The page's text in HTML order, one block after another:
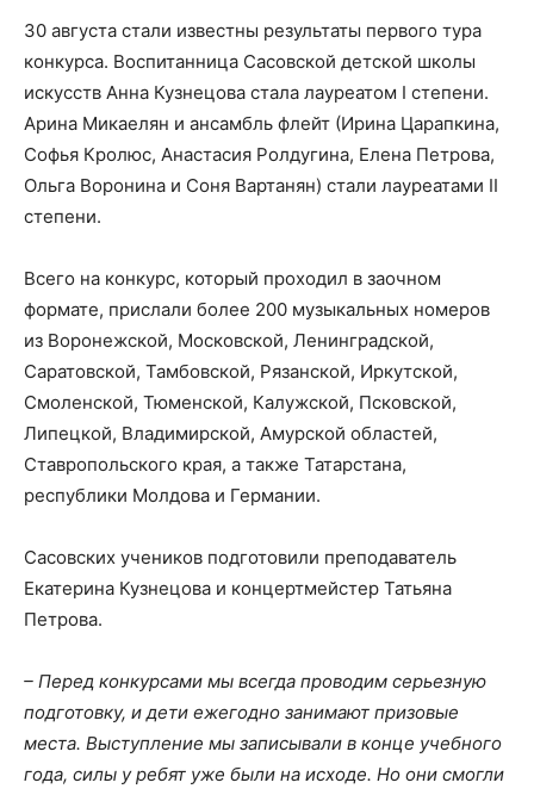
30 августа стали известны результаты первого тура
конкурса. Воспитанница Сасовской детской школы
искусств Анна Кузнецова стала лауреатом I степени.
Арина Микаелян и ансамбль флейт (Ирина Царапкина,
Софья Кролюс, Анастасия Ролдугина, Елена Петрова,
Ольга Воронина и Соня Вартанян) стали лауреатами II
степени.
Всего на конкурс, который проходил в заочном
формате, прислали более 200 музыкальных номеров
из Воронежской, Московской, Ленинградской,
Саратовской, Тамбовской, Рязанской, Иркутской,
Смоленской, Тюменской, Калужской, Псковской,
Липецкой, Владимирской, Амурской областей,
Ставропольского края, а также Татарстана,
республики Молдова и Германии.
Сасовских учеников подготовили преподаватель
Екатерина Кузнецова и концертмейстер Татьяна
Петрова.
– Перед конкурсами мы всегда проводим серьезную
подготовку, и дети ежегодно занимают призовые
места. Выступление мы записывали в конце учебного
года, силы у ребят уже были на исходе. Но они смогли